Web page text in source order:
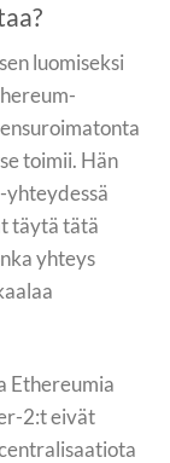
luomiseksi
toimii. Hän
yhteydessä
täytä tätä
yhteys
Ethereumia
2:t eivät